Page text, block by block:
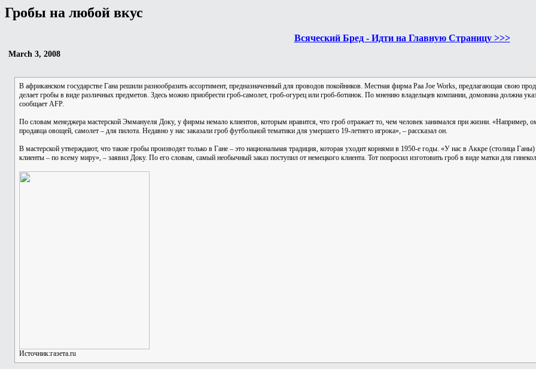
Гробы на любой вкус
Всяческий Бред - Идти на Главную Страницу >>>
March 3, 2008
В африканском государстве Гана решили разнообразить ассортимент, предназначенный для проводов покойников. Местная фирма Paa Joe Works, предлагающая свою
делает гробы в виде различных предметов. Здесь можно приобрести гроб-самолет, гроб-огурец или гроб-ботинок. По мнению владельцев компании, домовина должна
сообщает AFP.
По словам менеджера мастерской Эммануеля Доку, у фирмы немало клиентов, которым нравится, что гроб отражает то, чем человек занимался при жизни. «Например,
продавца овощей, самолет – для пилота. Недавно у нас заказали гроб футбольной тематики для умершего 19-летнего игрока», – рассказал он.
В мастерской утверждают, что такие гробы производят только в Гане – это национальная традиция, которая уходит корнями в 1950-е годы. «У нас в Аккре (столица Ганы)
клиенты – по всему миру», – заявил Доку. По его словам, самый необычный заказ поступил от немецкого клиента. Тот попросил изготовить гроб в виде матки для
Источник:газета.ru